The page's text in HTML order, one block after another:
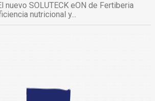
nuevo SOLUTECK eON de Fertiberia
nutricional y...